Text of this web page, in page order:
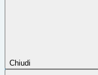
Chiudi